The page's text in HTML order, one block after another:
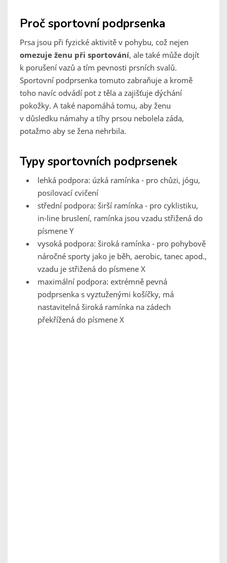
Proč sportovní podprsenka
Prsa jsou při fyzické aktivitě v pohybu, což nejen
omezuje ženu při sportování, ale také může dojít
k porušení vazů a tím pevnosti prsních svalů.
Sportovní podprsenka tomuto zabraňuje a kromě
toho navíc odvádí pot z těla a zajišťuje dýchání
pokožky. A také napomáhá tomu, aby ženu
v důsledku námahy a tíhy prsou nebolela záda,
potažmo aby se žena nehrbila.
Typy sportovních podprsenek
lehká podpora: úzká ramínka - pro chůzi, jógu,
posilovací cvičení
střední podpora: širší ramínka - pro cyklistiku,
in-line bruslení, ramínka jsou vzadu střižená do
písmene Y
vysoká podpora: široká ramínka - pro pohybově
náročné sporty jako je běh, aerobic, tanec apod.,
vzadu je střižená do písmene X
maximální podpora: extrémně pevná
podprsenka s vyztuženými košíčky, má
nastavitelná široká ramínka na zádech
překřížená do písmene X